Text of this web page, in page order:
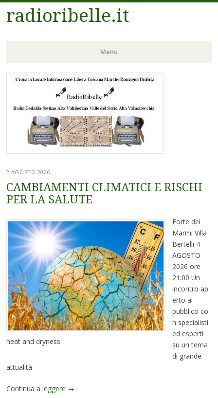
radioribelle.it
Menu
Vai
2 AGOSTO 2026
CAMBIAMENTI CLIMATICI E RISCHI
PER LA SALUTE
heat and dryness
Forte dei
Marmi Villa
Bertelli 4
AGOSTO
2026 ore
21:00 Un
incontro ap
erto al
pubblico co
n specialisti
ed esperti
su un tema
di grande
attualità
Continua a leggere →